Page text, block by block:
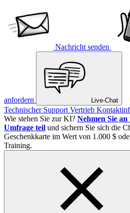
Nachricht senden
anfordern Live-Chat
Technischer Support Vertrieb
Wie stehen Sie zur KI? Nehmen Sie
Umfrage teil und sichern Sie sich die
Geschenkkarte im Wert von 1.000 $
Training.